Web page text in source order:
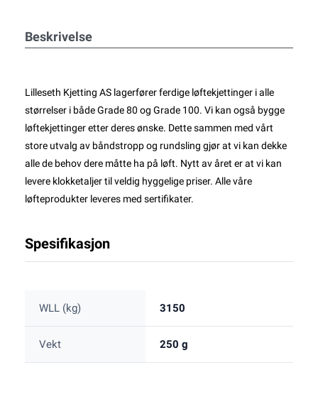
Beskrivelse
Lilleseth Kjetting AS lagerfører ferdige løftekjettinger i alle
størrelser i både Grade 80 og Grade 100. Vi kan også bygge
løftekjettinger etter deres ønske. Dette sammen med vårt
store utvalg av båndstropp og rundsling gjør at vi kan dekke
alle de behov dere måtte ha på løft. Nytt av året er at vi kan
levere klokketaljer til veldig hyggelige priser. Alle våre
løfteprodukter leveres med sertifikater.
Spesifikasjon
WLL (kg) 3150
Vekt 250 g